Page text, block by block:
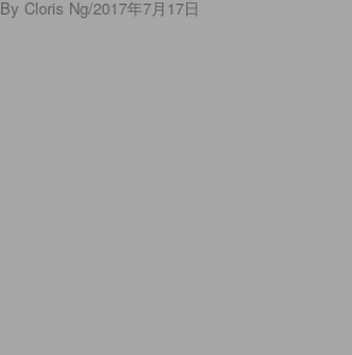
By Cloris Ng/2017年7月17日